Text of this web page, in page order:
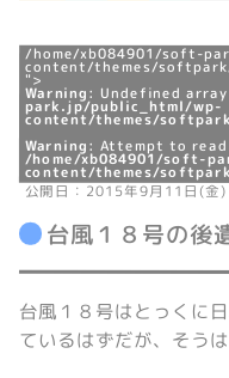
/home/xb084901/soft-
content/themes/
">
Warning: Undefined
park.jp/public_html/wp-
content/themes/
Warning: Attempt to read
/home/xb084901/soft-
content/themes/
公開日：2015年9月11日(金)
台風１８号の後
台風１８号はとっくに
ているはずだが、そうは